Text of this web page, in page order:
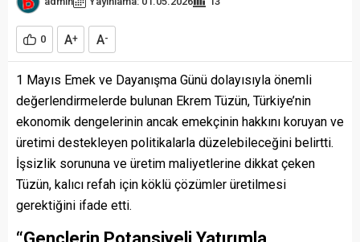
0 A+ A-
1 Mayıs Emek ve Dayanışma Günü dolayısıyla önemli
değerlendirmelerde bulunan Ekrem Tüzün, Türkiye’nin
ekonomik dengelerinin ancak emekçinin hakkını koruyan ve
üretimi destekleyen politikalarla düzelebileceğini belirtti.
İşsizlik sorununa ve üretim maliyetlerine dikkat çeken
Tüzün, kalıcı refah için köklü çözümler üretilmesi
gerektiğini ifade etti.